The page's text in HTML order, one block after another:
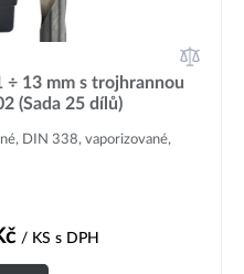
÷ 13 mm s trojhrannou
(Sada 25 dílů)
DIN 338, vaporizované,
/ KS s DPH